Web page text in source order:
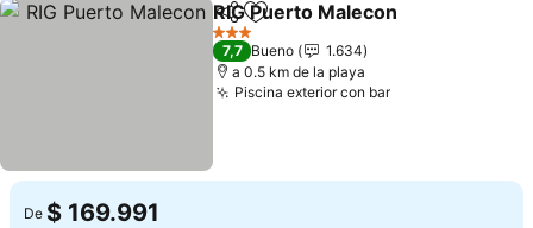
CompartirAgregar a favoritos
RIG Puerto Malecon
3 Estrellas
7,7 Bueno
1.634
a 0.5 km de la playa
Piscina exterior con barVer precios
De $ 169.991